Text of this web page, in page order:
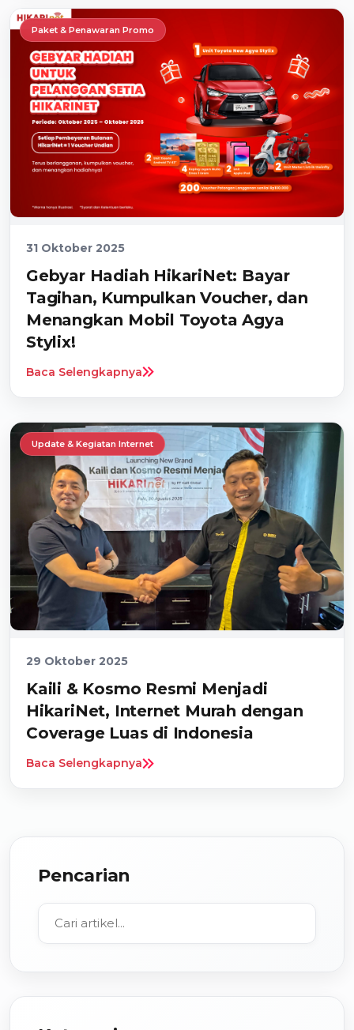
Paket & Penawaran Promo
31 Oktober 2025
Gebyar Hadiah HikariNet: Bayar
Tagihan, Kumpulkan Voucher, dan
Menangkan Mobil Toyota Agya
Stylix!
Baca Selengkapnya
Update & Kegiatan Internet
29 Oktober 2025
Kaili & Kosmo Resmi Menjadi
HikariNet, Internet Murah dengan
Coverage Luas di Indonesia
Baca Selengkapnya
Pencarian